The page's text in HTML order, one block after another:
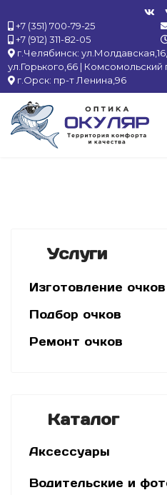
+7 (351) 700-79-25
+7 (912) 311-82-05
г.Челябинск:
ул.Горького,66 | Комсомольский
г.Орск: пр-т Ленина,96
Услуги
Изготовление
Подбор очков
Ремонт очков
Каталог
Аксессуары
Водительские и